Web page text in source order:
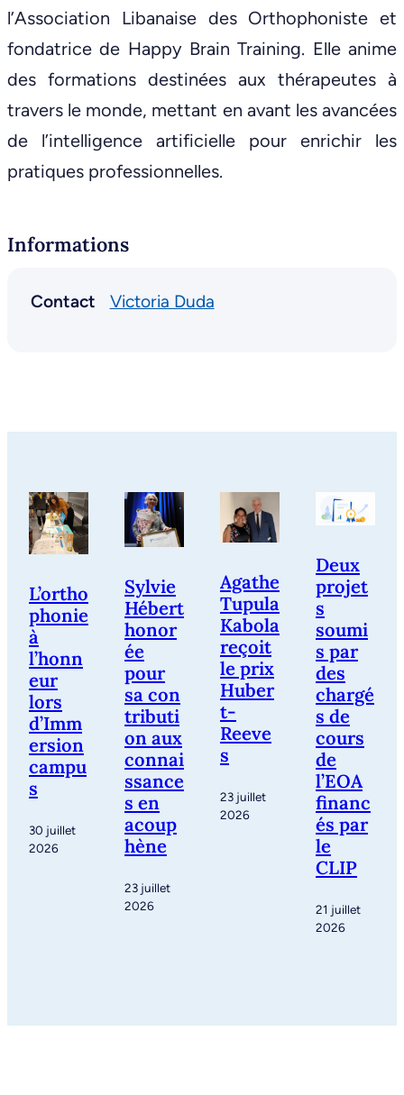
l’Association Libanaise des Orthophoniste et
fondatrice de Happy Brain Training. Elle anime
des formations destinées aux thérapeutes à
travers le monde, mettant en avant les avancées
de l’intelligence artificielle pour enrichir les
pratiques professionnelles.
Informations
Contact Victoria Duda
L’ortho
phonie
à
l’honn
eur
lors
d’Imm
ersion
campu
s
30 juillet
2026
Sylvie
Hébert
honor
ée
pour
sa con
tributi
on aux
connai
ssance
s en
acoup
hène
23 juillet
2026
Agathe
Tupula
Kabola
reçoit
le prix
Huber
t-
Reeve
s
23 juillet
2026
Deux
projet
s
soumi
s par
des
chargé
s de
cours
de
l’EOA
financ
és par
le
CLIP
21 juillet
2026